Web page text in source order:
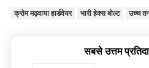
क्रोम मढ़वाया हार्डवेयर भारी हेक्स बोल्ट उच्च
सबसे उत्तम